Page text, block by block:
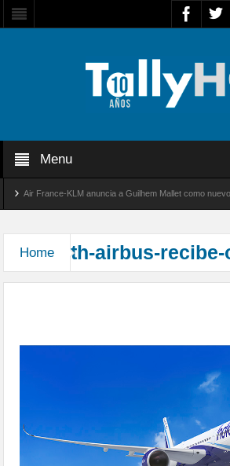
Menu
Air France-KLM anuncia a Guilhem Mallet como nuevo
Home th-airbus-